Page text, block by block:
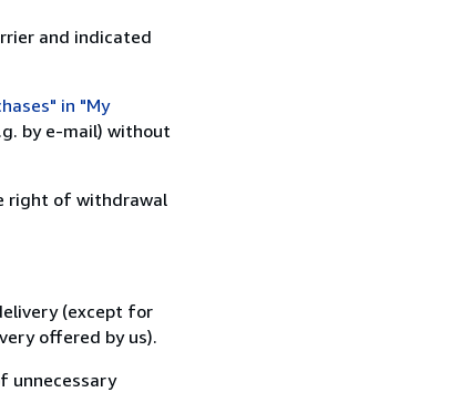
and indicated
in "My
by e-mail) without
right of withdrawal
(except for
offered by us).
unnecessary